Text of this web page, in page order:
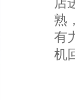
熟
有
机